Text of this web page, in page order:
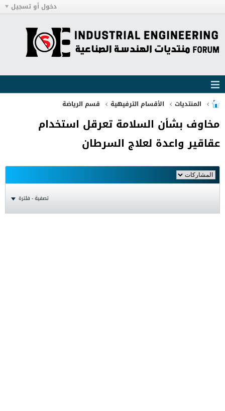
دخول أو تسجيل
المنتديات الأقسام الترفيهية قسم الرياضة
مخاوف بشأن السلامة تعرقل استخدام
عقاقير واعدة لعلاج السرطان
تصفية - فلترة